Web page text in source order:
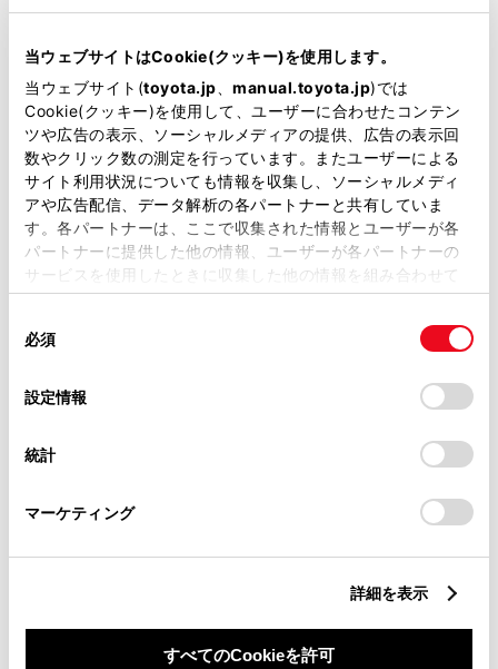
当ウェブサイトはCookie(クッキー)を使用します。
当ウェブサイト(toyota.jp manual.toyota.jp)では
Cookie(クッキー)を使用して、ユーザーに合わせたコンテン
ツや広告の表示、ソーシャルメディアの提供、広告の表示回
数やクリック数の測定を行っています。またユーザーによる
サイト利用状況についても情報を収集し、ソーシャルメディ
アや広告配信、データ解析の各パートナーと共有していま
す。各パートナーは、ここで収集された情報とユーザーが各
パートナーに提供した他の情報、ユーザーが各パートナーの
サービスを使用したときに収集した他の情報を組み合わせて
使用することがあります。当ウェブサイトの使用を続行する
デバイスにすべてのCookie(クッキー)が保存されることに同
意したことになります。Cookie(クッキー)のオプトアウト、
設定の変更、同意を撤回したりするにあたっては、当社の
「Cookie（クッキー）情報の取り扱いについて
」をご覧くだ
必須
設定情報
統計
マーケティング
詳細を表示
すべてのCookieを許可
必須 市区町村名
必須 丁目番地
任意 建物名